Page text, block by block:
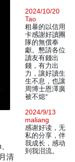
清
2024/10/20
Tao
粗暴的以信用
卡感謝好讀團
隊的無償奉
獻。懇請各位
讀友有錢出
錢，有力出
力，讓好讀生
生不息，也讓
周博士恩澤廣
被不熄°
2024/9/13
maliang
感谢好读，无
私的分享，伴
我成长，感动
到我泪流。